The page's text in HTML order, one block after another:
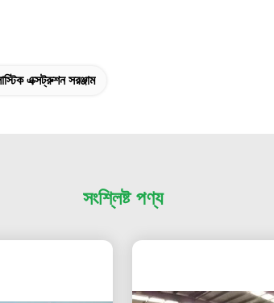
এক্সট্রুশন সরঞ্জাম
সংশ্লিষ্ট পণ্য